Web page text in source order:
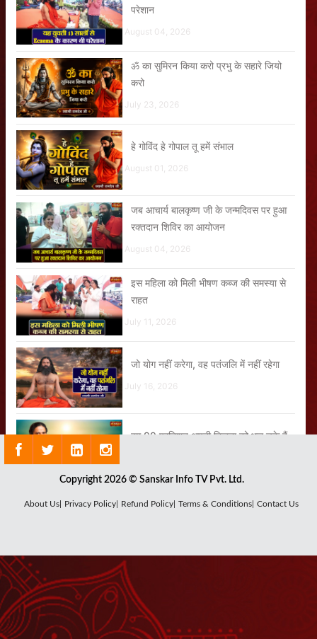
परेशान
August 04, 2026
ॐ का सुमिरन किया करो प्रभु के सहारे जियो
करो
July 23, 2026
हे गोविंद हे गोपाल तू हमें संभाल
August 01, 2026
जब आचार्य बालकृष्ण जी के जन्मदिवस पर हुआ
रक्तदान शिविर का आयोजन
August 04, 2026
इस महिला को मिली भीषण कब्ज की समस्या से
राहत
July 11, 2026
जो योग नहीं करेगा, वह पतंजलि में नहीं रहेगा
July 16, 2026
हम 99 प्रतिशत अपनी निजता को भूल चुके हैं
इस 11 साल के बच्चे को 40 Unit Insulin
July 22, 2026
Copyright 2026 © Sanskar Info TV Pvt. Ltd.
About Us| Privacy Policy| Refund Policy| Terms & Conditions| Contact Us